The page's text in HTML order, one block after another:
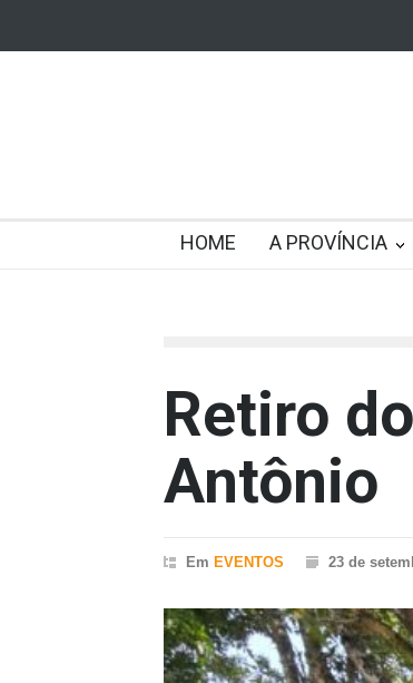
HOME A PROVÍNCIA
Retiro
Antônio
Em EVENTOS 23 de